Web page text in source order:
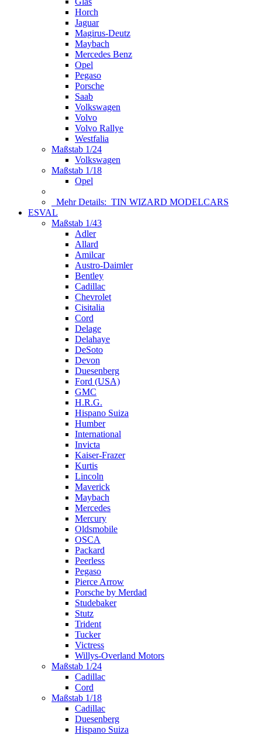
Horch
Jaguar
Magirus-Deutz
Maybach
Mercedes Benz
Opel
Pegaso
Porsche
Saab
Volkswagen
Volvo
Volvo Rallye
Westfalia
Maßstab 1/24
Volkswagen
Maßstab 1/18
Opel
Mehr Details: TIN WIZARD MODELCARS
ESVAL
Maßstab 1/43
Adler
Allard
Amilcar
Austro-Daimler
Bentley
Cadillac
Chevrolet
Cisitalia
Cord
Delage
Delahaye
DeSoto
Devon
Duesenberg
Ford (USA)
GMC
H.R.G.
Hispano Suiza
Humber
International
Invicta
Kaiser-Frazer
Kurtis
Lincoln
Maverick
Maybach
Mercedes
Mercury
Oldsmobile
OSCA
Packard
Peerless
Pegaso
Pierce Arrow
Porsche by Merdad
Studebaker
Stutz
Trident
Tucker
Victress
Willys-Overland Motors
Maßstab 1/24
Cadillac
Cord
Maßstab 1/18
Cadillac
Duesenberg
Hispano Suiza